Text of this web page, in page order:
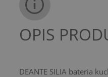
OPIS
DEANTE SILIA bateria